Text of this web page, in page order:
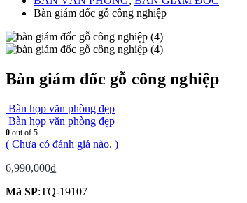
Bàn giám đốc gỗ công nghiệp
Bàn giám đốc gỗ công nghiệp
Bàn họp văn phòng đẹp
Bàn họp văn phòng đẹp
0 out of 5
( Chưa có đánh giá nào. )
6,990,000₫
Mã SP:TQ-19107